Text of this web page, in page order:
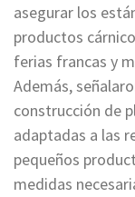
asegurar los
productos
ferias francas y
Además,
construcción de
adaptadas a las
pequeños
medidas